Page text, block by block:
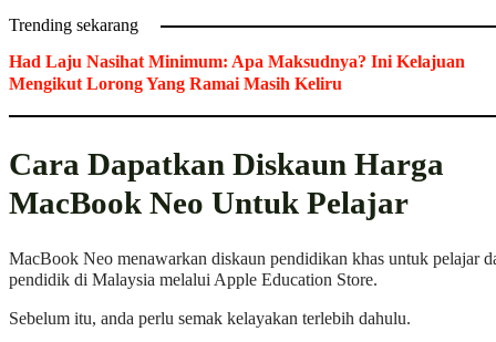
Trending sekarang
Had Laju Nasihat Minimum: Apa Maksudnya? Ini Kelajuan
Mengikut Lorong Yang Ramai Masih Keliru
Cara Dapatkan Diskaun Harga
MacBook Neo Untuk Pelajar
MacBook Neo menawarkan diskaun pendidikan khas untuk pelajar
pendidik di Malaysia melalui Apple Education Store.
Sebelum itu, anda perlu semak kelayakan terlebih dahulu.